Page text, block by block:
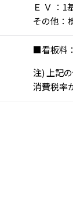
Ｅ Ｖ ：
その他：
■看板料
注) 上記
消費税率